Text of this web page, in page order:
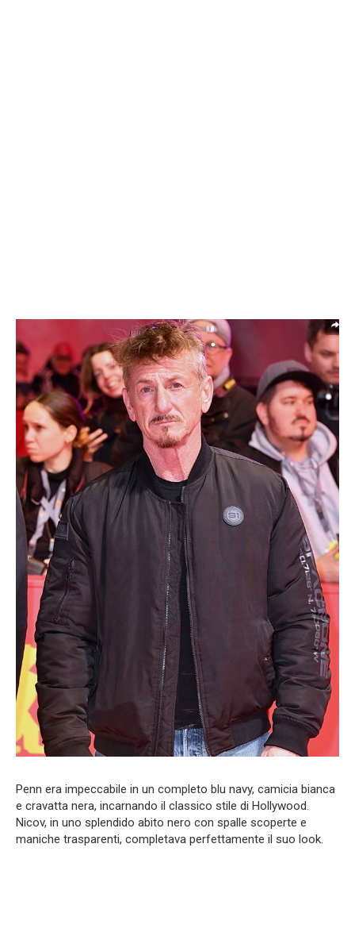
Penn era impeccabile in un completo blu navy, camicia bianca
e cravatta nera, incarnando il classico stile di Hollywood.
Nicov, in uno splendido abito nero con spalle scoperte e
maniche trasparenti, completava perfettamente il suo look.